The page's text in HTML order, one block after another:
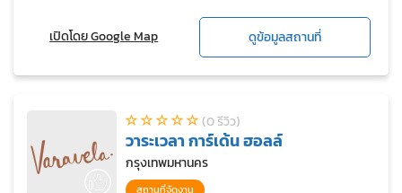
เปิดโดย Google Map ดูข้อมูลสถานที่
(0 รีวิว)
วาระเวลา การ์เด้น ฮอลล์
กรุงเทพมหานคร
สถานที่จัดงาน